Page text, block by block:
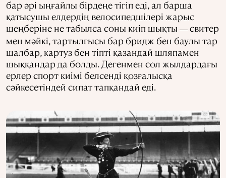
бар әрі ыңғайлы бірдеңе тігіп еді, ал барша
қатысушы елдердің велосипедшілері жарыс
шеңберіне не табылса соны киіп шықты — свитер
мен мәйкі, тартылғысы бар бридж бен баулы тар
шалбар, картуз бен тіпті қазандай шляпамен
шыққандар да болды. Дегенмен сол жылдардағы
ерлер спорт киімі белсенді қозғалысқа
сәйкесетіндей сипат тапқандай еді.